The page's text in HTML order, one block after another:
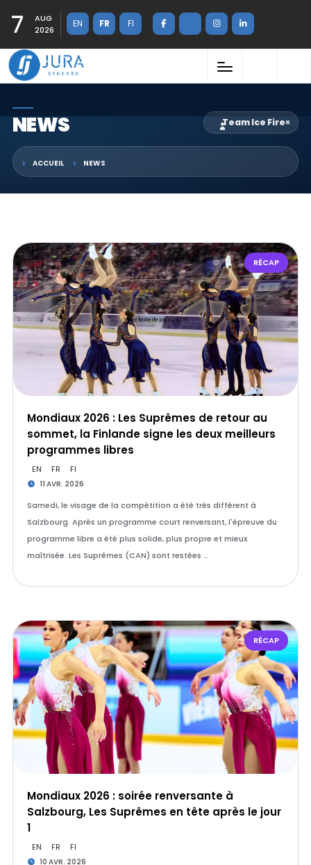
7
AUG
2026
EN FR FI
NEWS Team Ice Fire×
ACCUEIL NEWS
RÉCAP
Mondiaux 2026 : Les Suprêmes de retour au
sommet, la Finlande signe les deux meilleurs
programmes libres
EN FR FI
11 AVR. 2026
Samedi, le visage de la compétition a été très différent à
Salzbourg. Après un programme court renversant, l'épreuve du
programme libre a été plus solide, plus propre et mieux
maîtrisée. Les Suprêmes (CAN) sont restées …
RÉCAP
Mondiaux 2026 : soirée renversante à
Salzbourg, Les Suprêmes en tête après le jour
1
EN FR FI
10 AVR. 2026